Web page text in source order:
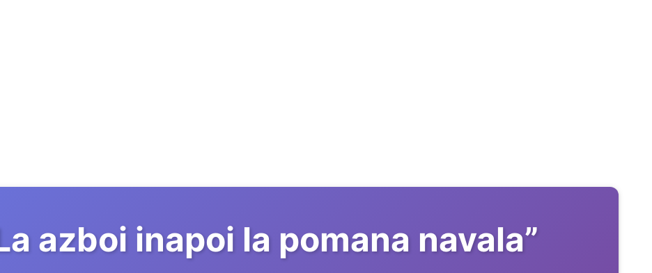
azboi inapoi la pomana navala”